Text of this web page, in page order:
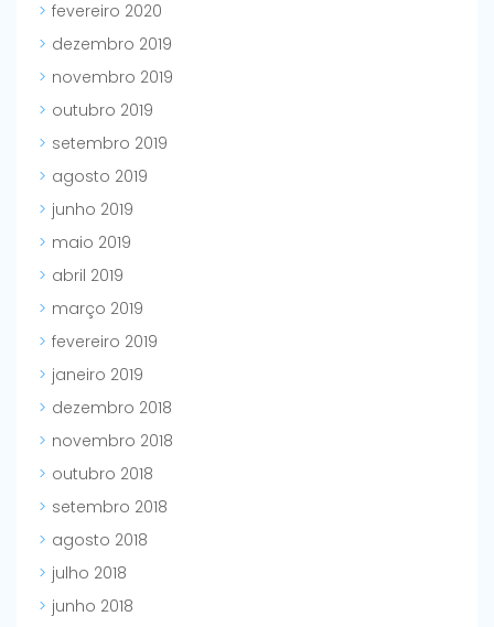
fevereiro 2020
dezembro 2019
novembro 2019
outubro 2019
setembro 2019
agosto 2019
junho 2019
maio 2019
abril 2019
março 2019
fevereiro 2019
janeiro 2019
dezembro 2018
novembro 2018
outubro 2018
setembro 2018
agosto 2018
julho 2018
junho 2018